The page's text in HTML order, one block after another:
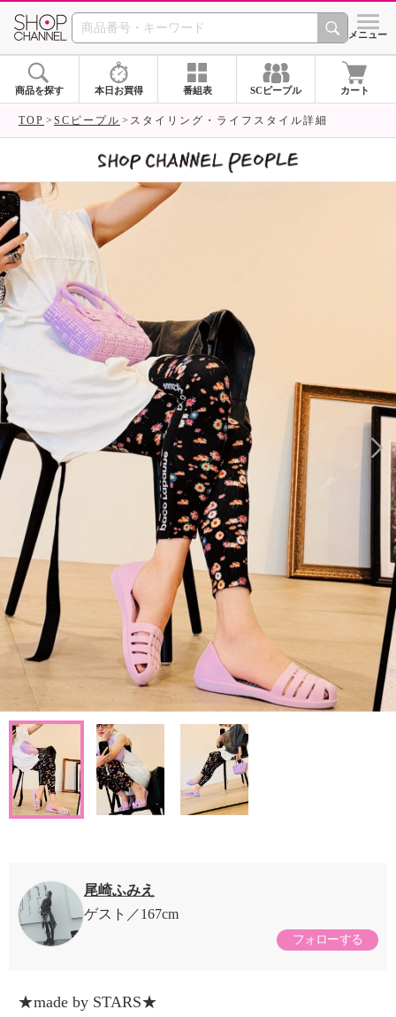
SHOP CHANNEL シメニュー
商品を探す 本日お買得 番組表 SCピープル カート
TOP SCピープル スタイリング・ライフスタイル詳細
尾崎ふみえ
ゲスト
167cm
フォローする
★made by STARS★